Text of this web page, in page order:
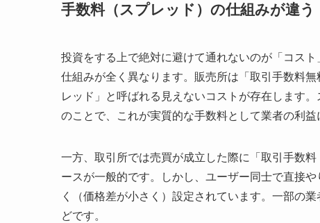
手数料（スプレッド）の仕組みが違う
投資をする上で絶対に避けて通れないのが「コス
仕組みが全く異なります。販売所は「取引手数料
レッド」と呼ばれる見えないコストが存在します
のことで、これが実質的な手数料として業者の利益
一方、取引所では売買が成立した際に「取引手数
ースが一般的です。しかし、ユーザー同士で直接
く（価格差が小さく）設定されています。一部の
どです。